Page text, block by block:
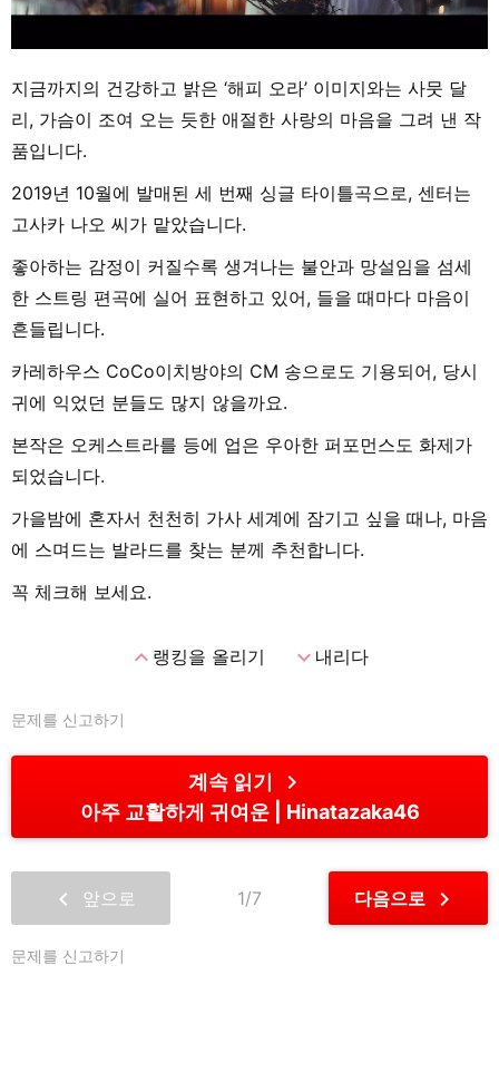
지금까지의 건강하고 밝은 ‘해피 오라’ 이미지와는 사뭇 달
리, 가슴이 조여 오는 듯한 애절한 사랑의 마음을 그려 낸 작
품입니다.
2019년 10월에 발매된 세 번째 싱글 타이틀곡으로, 센터는
고사카 나오 씨가 맡았습니다.
좋아하는 감정이 커질수록 생겨나는 불안과 망설임을 섬세
한 스트링 편곡에 실어 표현하고 있어, 들을 때마다 마음이
흔들립니다.
카레하우스 CoCo이치방야의 CM 송으로도 기용되어, 당시
귀에 익었던 분들도 많지 않을까요.
본작은 오케스트라를 등에 업은 우아한 퍼포먼스도 화제가
되었습니다.
가을밤에 혼자서 천천히 가사 세계에 잠기고 싶을 때나, 마음
에 스며드는 발라드를 찾는 분께 추천합니다.
꼭 체크해 보세요.
expand_less랭킹을 올리기 expand_more내리다
문제를 신고하기
계속 읽기 chevron_right
아주 교활하게 귀여운 Hinatazaka46
chevron_left 앞으로 1/7 다음으로 chevron_right
문제를 신고하기